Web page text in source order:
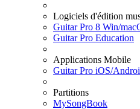
Logiciels d'édition
Guitar Pro 8 Win/
Guitar Pro Education
Applications Mobile
Guitar Pro iOS/
Partitions
MySongBook